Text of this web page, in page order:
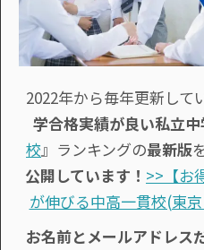
2022年から毎年更新して
学合格実績が良い私立中
校』ランキングの最新版
公開しています！ >>【お
が伸びる中高一貫校(東
お名前とメールアドレス